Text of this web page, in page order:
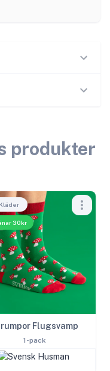
produkter
30kr
Kläder
Flugsvamp
1-pack